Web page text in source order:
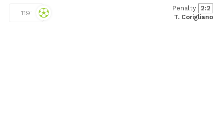
119'
Penalty 2:2
T. Corigliano